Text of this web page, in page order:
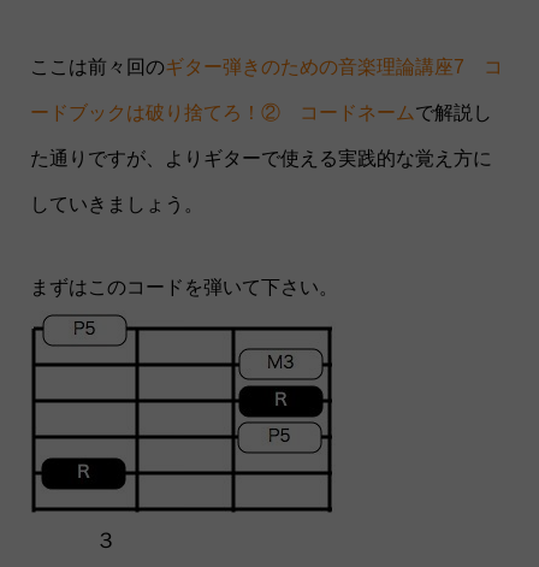
ここは前々回のギター弾きのための音楽理論講座7 コ
ードブックは破り捨てろ！② コードネームで解説し
た通りですが、よりギターで使える実践的な覚え方に
していきましょう。
まずはこのコードを弾いて下さい。
３